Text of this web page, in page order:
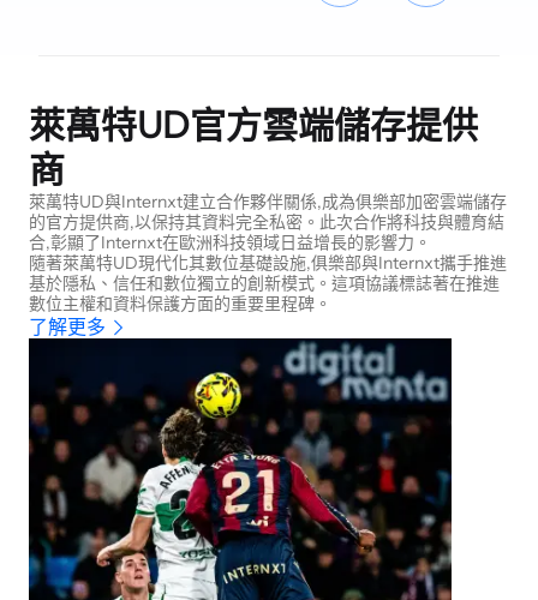
萊萬特UD官方雲端儲存提供
商
萊萬特UD與Internxt建立合作夥伴關係,成為俱樂部加密雲端儲存
的官方提供商,以保持其資料完全私密。此次合作將科技與體育結
合,彰顯了Internxt在歐洲科技領域日益增長的影響力。
隨著萊萬特UD現代化其數位基礎設施,俱樂部與Internxt攜手推進
基於隱私、信任和數位獨立的創新模式。這項協議標誌著在推進
數位主權和資料保護方面的重要里程碑。
了解更多